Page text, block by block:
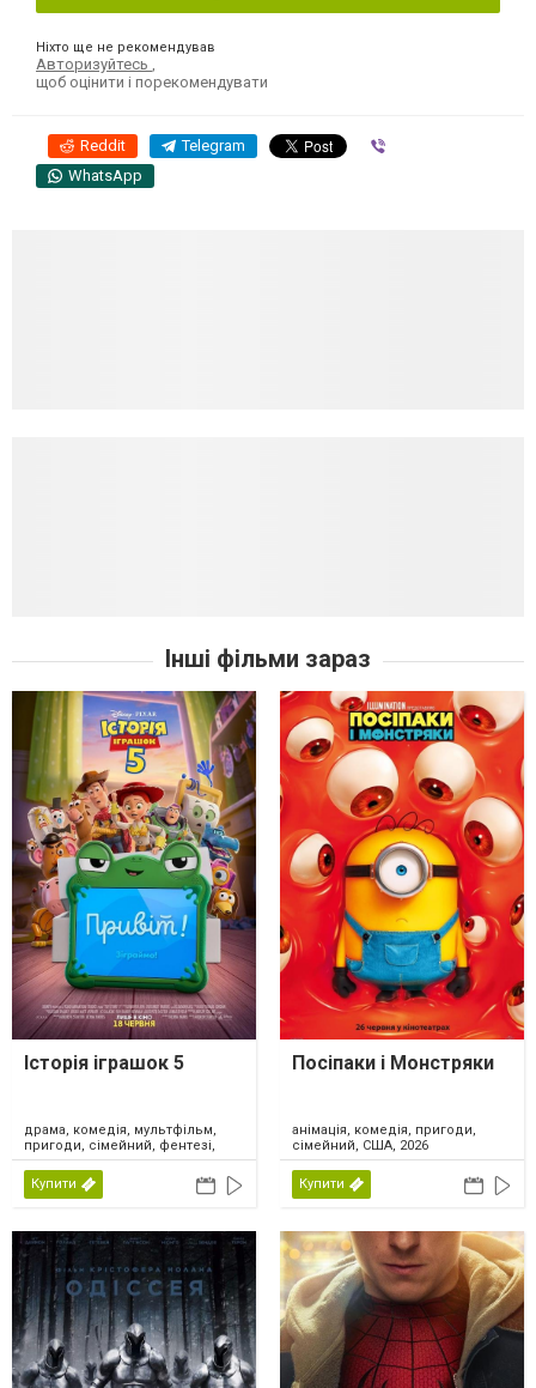
Ніхто ще не рекомендував
Авторизуйтесь ,
щоб оцінити і порекомендувати
Reddit Telegram
WhatsApp
Інші фільми зараз
Історія іграшок 5
драма, комедія, мультфільм,
пригоди, сімейний, фентезі,
США, 2026
Купити
Посіпаки і Монстряки
анімація, комедія, пригоди,
сімейний, США, 2026
Купити